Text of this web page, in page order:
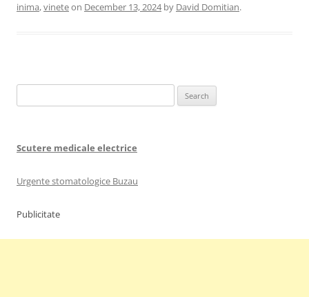
inima,vineteon December 13, 2024by David Domitian.
for:
Scutere medicale electrice
Urgente stomatologice Buzau
Publicitate